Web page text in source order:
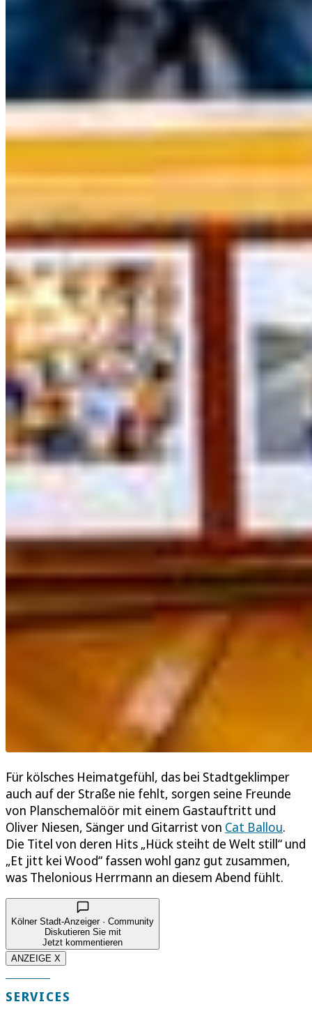
Für kölsches Heimatgefühl, das bei Stadtgeklimper
auch auf der Straße nie fehlt, sorgen seine Freunde
von Planschemalöör mit einem Gastauftritt und
Oliver Niesen, Sänger und Gitarrist von Cat Ballou.
Die Titel von deren Hits „Hück steiht de Welt still“ und
„Et jitt kei Wood“ fassen wohl ganz gut zusammen,
was Thelonious Herrmann an diesem Abend fühlt.
Kölner Stadt-Anzeiger · Community
Diskutieren Sie mit
Jetzt kommentieren
ANZEIGE X
SERVICES